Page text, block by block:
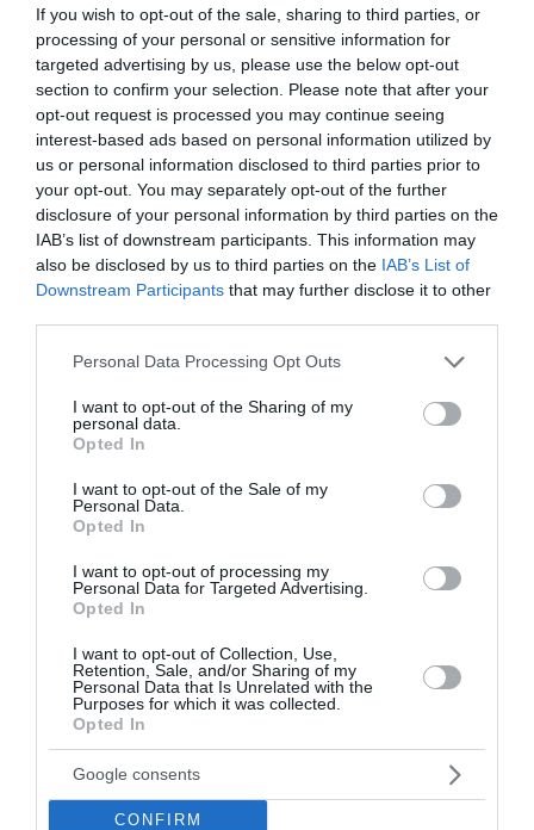
If you wish to opt-out of the sale, sharing to third parties, or
processing of your personal or sensitive information for
targeted advertising by us, please use the below opt-out
section to confirm your selection. Please note that after your
opt-out request is processed you may continue seeing
interest-based ads based on personal information utilized by
us or personal information disclosed to third parties prior to
your opt-out. You may separately opt-out of the further
disclosure of your personal information by third parties on the
IAB’s list of downstream participants. This information may
also be disclosed by us to third parties on the IAB’s List of
Downstream Participants that may further disclose it to other
Please note that this website/app uses one or more Google
not limited to your visit or usage behaviour. You may click to
grant or deny consent to Google and its third-party tags to
use your data for below specified purposes in below Google
consent section.
Personal Data Processing Opt Outs
I want to opt-out of the Sharing of my
personal data.
Opted In
I want to opt-out of the Sale of my
Personal Data.
Opted In
I want to opt-out of processing my
Personal Data for Targeted Advertising.
Opted In
I want to opt-out of Collection, Use,
Retention, Sale, and/or Sharing of my
Personal Data that Is Unrelated with the
Purposes for which it was collected.
Opted In
Google consents
CONFIRM
«Πρέσινγκ» για το μερίδιο του
Κέντρου - Πώς ο πρωθυπουργός
θέλει να στριμώξει τους
αντιπάλους του
στοίχημα του Μητσοτάκη, καθώς με αυτόν τον
τρόπο θα εγκλωβίσει το δίδυμο Τσίπρα-Ανδρουλάκη.
Το πολιτικό Κέντρο αποτελεί τον διαχρονικό
ρυθμιστή των εκλογικών αναμετ...
08:30 | 22 Ιουλίου 2026